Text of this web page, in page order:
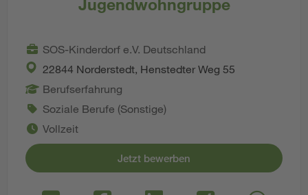
Jugendwohngruppe
SOS-Kinderdorf e.V. Deutschland
22844 Norderstedt, Henstedter Weg 55
Berufserfahrung
Soziale Berufe (Sonstige)
Vollzeit
Jetzt bewerben